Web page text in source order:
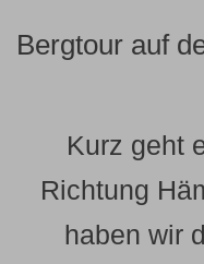
Bergtour auf
Kurz geht
Richtung
haben wir